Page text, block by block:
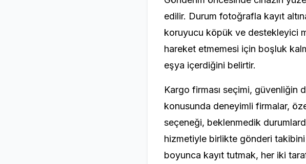
edilir. Durum fotoğrafla kayıt
koruyucu köpük ve destekleyici
hareket etmemesi için boşluk
eşya içerdiğini belirtir.
Kargo firması seçimi, güvenliğin
konusunda deneyimli firmalar,
seçeneği, beklenmedik
hizmetiyle birlikte gönderi
boyunca kayıt tutmak, her iki